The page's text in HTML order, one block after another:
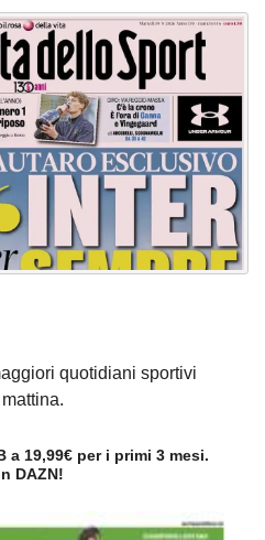
quotidiani sportivi
a 19,99€ per i primi 3 mesi.
DAZN!